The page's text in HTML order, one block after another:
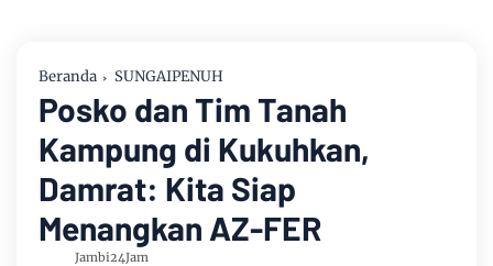
Beranda SUNGAIPENUH
Posko dan Tim Tanah
Kampung di Kukuhkan,
Damrat: Kita Siap
Menangkan AZ-FER
Jambi24Jam